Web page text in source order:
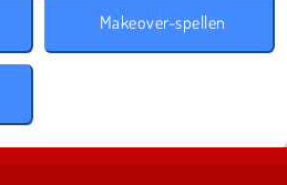
Makeover-spellen